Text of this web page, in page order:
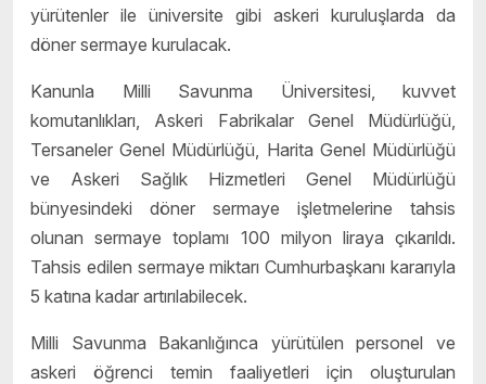
yürütenler ile üniversite gibi askeri kuruluşlarda da
döner sermaye kurulacak.
Kanunla Milli Savunma Üniversitesi, kuvvet
komutanlıkları, Askeri Fabrikalar Genel Müdürlüğü,
Tersaneler Genel Müdürlüğü, Harita Genel Müdürlüğü
ve Askeri Sağlık Hizmetleri Genel Müdürlüğü
bünyesindeki döner sermaye işletmelerine tahsis
olunan sermaye toplamı 100 milyon liraya çıkarıldı.
Tahsis edilen sermaye miktarı Cumhurbaşkanı kararıyla
5 katına kadar artırılabilecek.
Milli Savunma Bakanlığınca yürütülen personel ve
askeri öğrenci temin faaliyetleri için oluşturulan